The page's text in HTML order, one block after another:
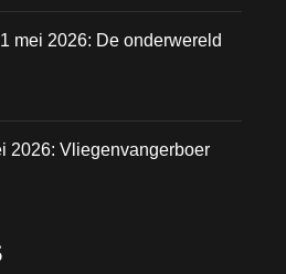
mei 2026: De onderwereld
2026: Vliegenvangerboer